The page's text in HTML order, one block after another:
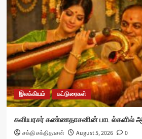
இலக்கியம் கட்டுரைகள்
கவியரசர் கண்ணதாசனின் பாடல்களில்
சக்தி சக்திதாசன் August 5, 2026 0